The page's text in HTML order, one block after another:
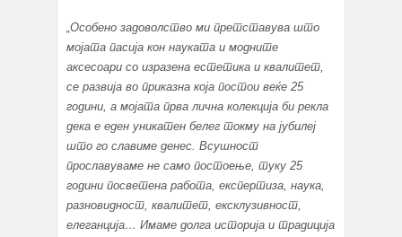
„Особено задоволство ми претставува што
мојата пасија кон науката и модните
аксесоари со изразена естетика и квалитет,
се развија во приказна која постои веќе 25
години, а мојата прва лична колекција би рекла
дека е еден уникатен белег токму на јубилеј
што го славиме денес. Всушност
прославуваме не само постоење, туку 25
години посветена работа, експертиза, наука,
разновидност, квалитет, ексклузивност,
елеганција… Имаме долга историја и традиција